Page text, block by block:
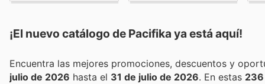
¡El nuevo catálogo de Pacifika ya está aquí!
julio de 2026 hasta el 31 de julio de 2026 . En estas